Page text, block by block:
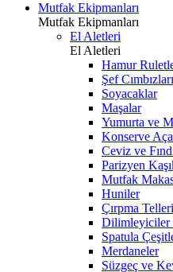
Mutfak Ekipmanları
Mutfak Ekipmanları
El Aletleri
El Aletleri
Hamur
Şef Cımbızları
Soyacaklar
Maşalar
Yumurta ve
Konserve
Ceviz ve
Parizyen
Mutfak
Huniler
Çırpma Telleri
Dilimleyiciler
Spatula
Merdaneler
Süzgeç ve